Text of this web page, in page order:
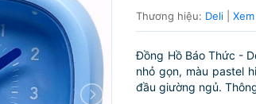
Thương hiệu: Deli |
Đồng Hồ Báo Thức -
nhỏ gọn, màu pastel
đầu giường ngủ.